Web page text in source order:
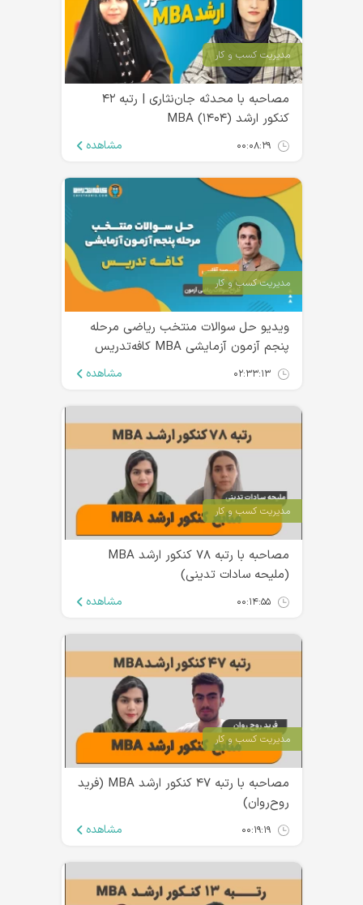
مدیریت کسب و کار
مصاحبه با محدثه جان‌نثاری | رتبه ۴۲
کنکور ارشد MBA (۱۴۰۴)
۰۰:۰۸:۲۹ مشاهده
مدیریت کسب و کار
ویدیو حل سوالات منتخب ریاضی مرحله
پنجم آزمون آزمایشی MBA کافه‌تدریس
۰۲:۳۳:۱۳ مشاهده
مدیریت کسب و کار
مصاحبه با رتبه ۷۸ کنکور ارشد MBA
(ملیحه سادات تدینی)
۰۰:۱۴:۵۵ مشاهده
مدیریت کسب و کار
مصاحبه با رتبه ۴۷ کنکور ارشد MBA (فرید
روح‌روان)
۰۰:۱۹:۱۹ مشاهده